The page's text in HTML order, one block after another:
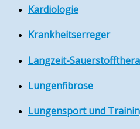
Kardiologie
Krankheitserreger
Langzeit-
Lungenfibrose
Lungensport und